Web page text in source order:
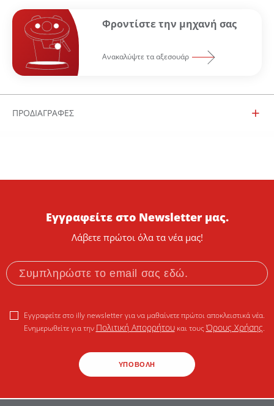
Φροντίστε την μηχανή σας
Ανακαλύψτε τα αξεσουάρ
ΠΡΟΔΙΑΓΡΑΦΕΣ
Εγγραφείτε στο Newsletter μας.
Λάβετε πρώτοι όλα τα νέα μας!
ΥΠΟΒΟΛΗ
Εγγραφείτε στο illy newsletter για να μαθαίνετε πρώτοι αποκλειστικά νέα.
Ενημερωθείτε για την Πολιτική Απορρήτουκαι τουςΌρους Χρήσης.